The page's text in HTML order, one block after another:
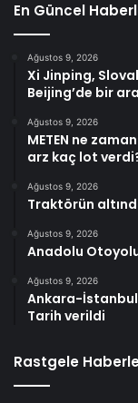
En Güncel
Ağustos 9, 2026
Xi Jinping,
Beijing’de bir
Ağustos 9, 2026
METEN ne
arz kaç lot
Ağustos 9, 2026
Traktörün
Ağustos 9, 2026
Anadolu
Ağustos 9, 2026
Ankara-
Tarih verildi
Rastgele